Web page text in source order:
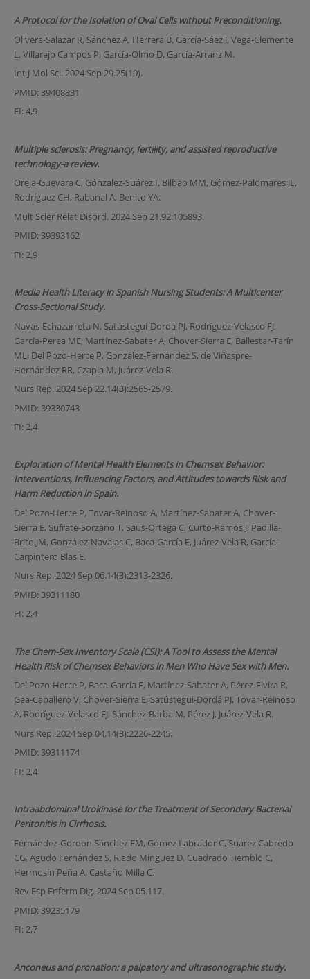
A Protocol for the Isolation of Oval Cells without Preconditioning.
Olivera-Salazar R, Sánchez A, Herrera B, García-Sáez J, Vega-Clemente
L, Villarejo Campos P, García-Olmo D, García-Arranz M.
Int J Mol Sci. 2024 Sep 29.25(19).
PMID: 39408831
FI: 4,9
Multiple sclerosis: Pregnancy, fertility, and assisted reproductive
technology-a review.
Oreja-Guevara C, Gónzalez-Suárez I, Bilbao MM, Gómez-Palomares JL,
Rodríguez CH, Rabanal A, Benito YA.
Mult Scler Relat Disord. 2024 Sep 21.92:105893.
PMID: 39393162
FI: 2,9
Media Health Literacy in Spanish Nursing Students: A Multicenter
Cross-Sectional Study.
Navas-Echazarreta N, Satústegui-Dordá PJ, Rodríguez-Velasco FJ,
García-Perea ME, Martínez-Sabater A, Chover-Sierra E, Ballestar-Tarín
ML, Del Pozo-Herce P, González-Fernández S, de Viñaspre-
Hernández RR, Czapla M, Juárez-Vela R.
Nurs Rep. 2024 Sep 22.14(3):2565-2579.
PMID: 39330743
FI: 2,4
Exploration of Mental Health Elements in Chemsex Behavior:
Interventions, Influencing Factors, and Attitudes towards Risk and
Harm Reduction in Spain.
Del Pozo-Herce P, Tovar-Reinoso A, Martínez-Sabater A, Chover-
Sierra E, Sufrate-Sorzano T, Saus-Ortega C, Curto-Ramos J, Padilla-
Brito JM, González-Navajas C, Baca-García E, Juárez-Vela R, García-
Carpintero Blas E.
Nurs Rep. 2024 Sep 06.14(3):2313-2326.
PMID: 39311180
FI: 2,4
The Chem-Sex Inventory Scale (CSI): A Tool to Assess the Mental
Health Risk of Chemsex Behaviors in Men Who Have Sex with Men.
Del Pozo-Herce P, Baca-García E, Martínez-Sabater A, Pérez-Elvira R,
Gea-Caballero V, Chover-Sierra E, Satústegui-Dordá PJ, Tovar-Reinoso
A, Rodríguez-Velasco FJ, Sánchez-Barba M, Pérez J, Juárez-Vela R.
Nurs Rep. 2024 Sep 04.14(3):2226-2245.
PMID: 39311174
FI: 2,4
Intraabdominal Urokinase for the Treatment of Secondary Bacterial
Peritonitis in Cirrhosis.
Fernández-Gordón Sánchez FM, Gómez Labrador C, Suárez Cabredo
CG, Agudo Fernández S, Riado Mínguez D, Cuadrado Tiemblo C,
Hermosín Peña A, Castaño Milla C.
Rev Esp Enferm Dig. 2024 Sep 05.117.
PMID: 39235179
FI: 2,7
Anconeus and pronation: a palpatory and ultrasonographic study.